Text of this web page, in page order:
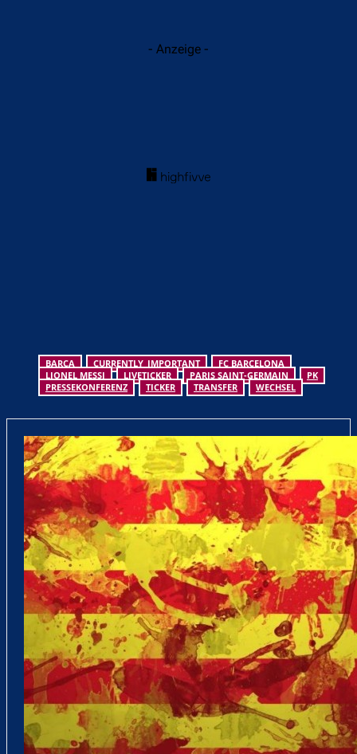
- Anzeige -
BARCA CURRENTLY_IMPORTANT
FC BARCELONA
LIONEL MESSI
LIVETICKER PARIS SAINT-GERMAIN
PK
PRESSEKONFERENZ
TICKER TRANSFER WECHSEL